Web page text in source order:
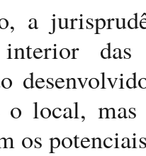
a
o local,
os